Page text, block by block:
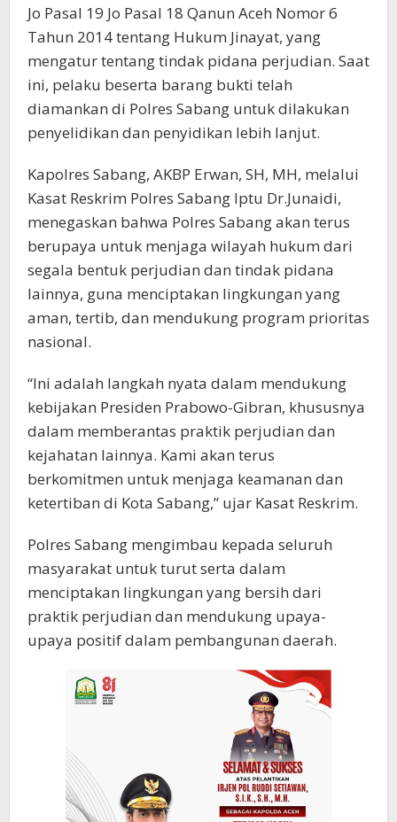
Jo Pasal 19 Jo Pasal 18 Qanun Aceh Nomor 6
Tahun 2014 tentang Hukum Jinayat, yang
mengatur tentang tindak pidana perjudian. Saat
ini, pelaku beserta barang bukti telah
diamankan di Polres Sabang untuk dilakukan
penyelidikan dan penyidikan lebih lanjut.
Kapolres Sabang, AKBP Erwan, SH, MH, melalui
Kasat Reskrim Polres Sabang Iptu Dr.Junaidi,
menegaskan bahwa Polres Sabang akan terus
berupaya untuk menjaga wilayah hukum dari
segala bentuk perjudian dan tindak pidana
lainnya, guna menciptakan lingkungan yang
aman, tertib, dan mendukung program prioritas
nasional.
“Ini adalah langkah nyata dalam mendukung
kebijakan Presiden Prabowo-Gibran, khususnya
dalam memberantas praktik perjudian dan
kejahatan lainnya. Kami akan terus
berkomitmen untuk menjaga keamanan dan
ketertiban di Kota Sabang,” ujar Kasat Reskrim.
Polres Sabang mengimbau kepada seluruh
masyarakat untuk turut serta dalam
menciptakan lingkungan yang bersih dari
praktik perjudian dan mendukung upaya-
upaya positif dalam pembangunan daerah.